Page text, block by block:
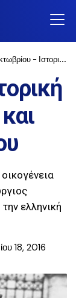
ημέρα για Γεώργιο και Ανδρέα Παπανδρέου
ελληνική
18, 2016